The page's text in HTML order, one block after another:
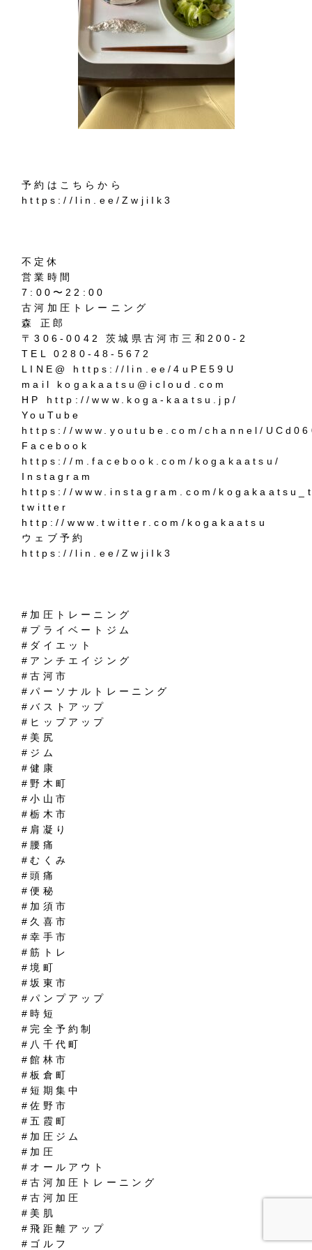
予約はこちらから
https://lin.ee/ZwjiIk3
不定休
営業時間
7:00〜22:00
古河加圧トレーニング
森 正郎
〒306-0042 茨城県古河市三和200-2
TEL0280-48-5672
LINE@ https://lin.ee/4uPE59U
mail kogakaatsu@i cloud.com
HP http://www.koga-kaatsu.jp/
YouTube
https://www.youtube.com/channel/
Facebook
https://m.facebook.com/kogakaatsu/
Instagram
https://www.instagram.com/
twitter
http://www.twitter.com/kogakaatsu
ウェブ予約
https://lin.ee/ZwjiIk3
#加圧トレーニング
#プライベートジム
#ダイエット
#アンチエイジング
#古河市
#パーソナルトレーニング
#バストアップ
#ヒップアップ
#美尻
#ジム
#健康
#野木町
#小山市
#栃木市
#肩凝り
#腰痛
#むくみ
#頭痛
#便秘
#加須市
#久喜市
#幸手市
#筋トレ
#境町
#坂東市
#パンプアップ
#時短
#完全予約制
#八千代町
#館林市
#板倉町
#短期集中
#佐野市
#五霞町
#加圧ジム
#加圧
#オールアウト
#古河加圧トレーニング
#古河加圧
#美肌
#飛距離アップ
#ゴルフ